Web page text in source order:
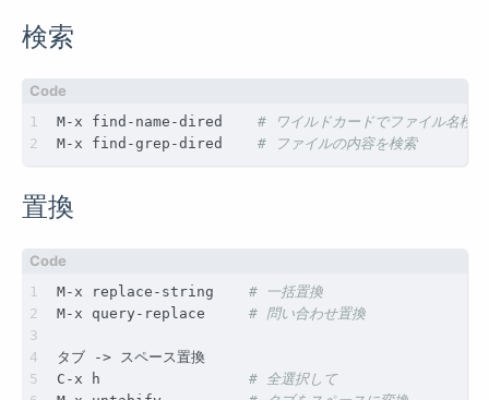
検索
M-x find-name-dired # ワイルドカードでファイル名検索
M-x find-grep-dired # ファイルの内容を検索
置換
M-x replace-string # 一括置換
M-x query-replace # 問い合わせ置換
C-x h # 全選択して